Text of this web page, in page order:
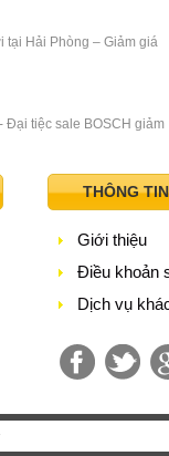
tại Hải Phòng – Giảm giá
Đại tiệc sale BOSCH giảm
THÔNG
Giới thiệu
Điều khoản
Dịch vụ